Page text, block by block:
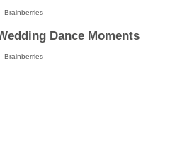
Brainberries
Dance Moments
Brainberries